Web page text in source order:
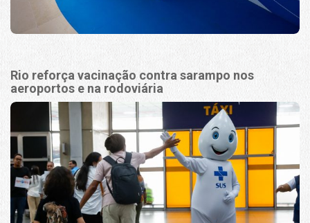
Rio reforça vacinação contra sarampo nos
aeroportos e na rodoviária